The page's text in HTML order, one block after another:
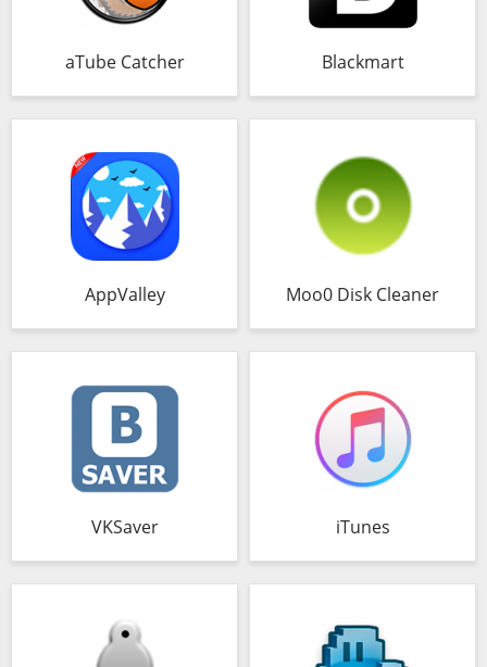
aTube Catcher Blackmart
AppValley Moo0 Disk Cleaner
VKSaver iTunes